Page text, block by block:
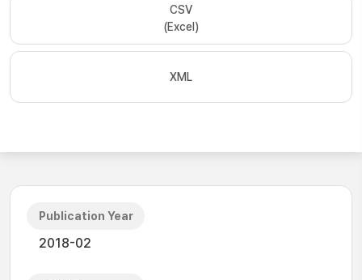
CSV
(Excel)
XML
Publication Year
2018-02